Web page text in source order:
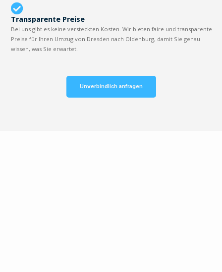
Transparente Preise
Bei uns gibt es keine versteckten Kosten. Wir bieten faire und transparente
Preise für Ihren Umzug von Dresden nach Oldenburg, damit Sie genau
wissen, was Sie erwartet.
Unverbindlich anfragen